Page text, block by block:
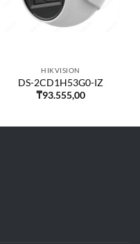
HIKVISION
DS-2CD1H53G0-IZ
₸93.555,00